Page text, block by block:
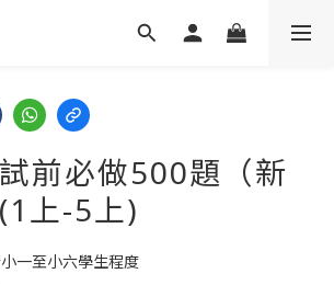
前必做500題（新
上-5上)
一至小六學生程度